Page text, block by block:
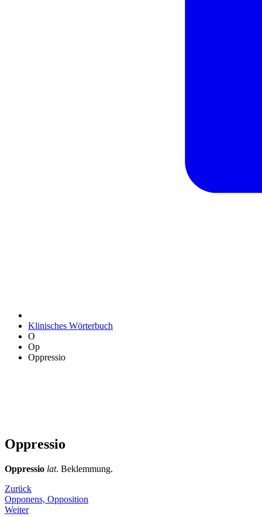
Klinisches Wörterbuch
O
Op
Oppressio
Oppressio
Oppressio lat. Beklemmung.
Zurück
Opponens, Opposition
Weiter